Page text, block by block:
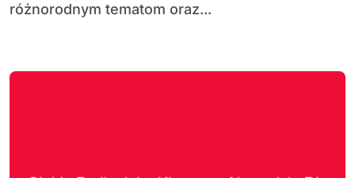
różnorodnym tematom oraz...